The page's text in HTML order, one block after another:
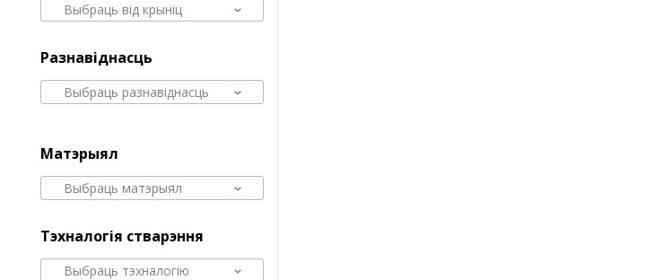
Выбраць від крыніц
Разнавіднасць
Выбраць разнавіднасць
Матэрыял
Выбраць матэрыял
Тэхналогія стварэння
Выбраць тэхналогію